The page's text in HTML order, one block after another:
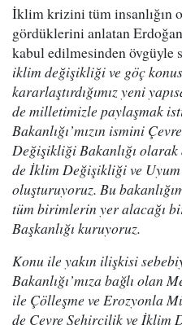
İklim krizini tüm insanlığın
gördüklerini anlatan
kabul edilmesinden övgüyle
iklim değişikliği ve göç
kararlaştırdığımız yeni
de milletimizle paylaşmak
Bakanlığı’mızın ismini
Değişikliği Bakanlığı
de İklim Değişikliği ve
oluşturuyoruz. Bu
tüm birimlerin yer alacağı
Başkanlığı kuruyoruz.
Konu ile yakın ilişkisi
Bakanlığı’mıza bağlı olan
ile Çölleşme ve Erozyonla
de Çevre Şehircilik ve İklim